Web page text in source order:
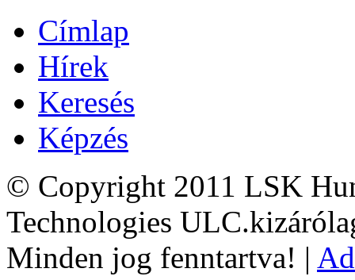
Címlap
Hírek
Keresés
Képzés
© Copyright 2011 LSK
Technologies
Minden jog fenntartva! |